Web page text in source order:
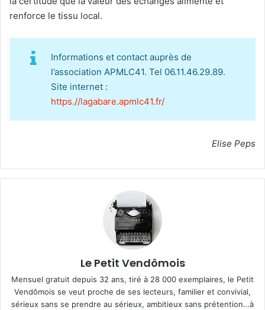
renforce le tissu local.
Informations et contact auprès de
l’association APMLC41. Tel 06.11.46.29.89.
Site internet :
https.//lagabare.apmlc41.fr/
Elise Peps
Le Petit Vendômois
Mensuel gratuit depuis 32 ans, tiré à 28 000 exemplaires, le Petit
Vendômois se veut proche de ses lecteurs, familier et convivial,
sérieux sans se prendre au sérieux, ambitieux sans prétention…à